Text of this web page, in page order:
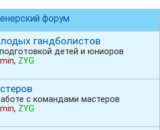
форум
гандболистов
детей и юниоров
, ZYG
с командами мастеров
, ZYG